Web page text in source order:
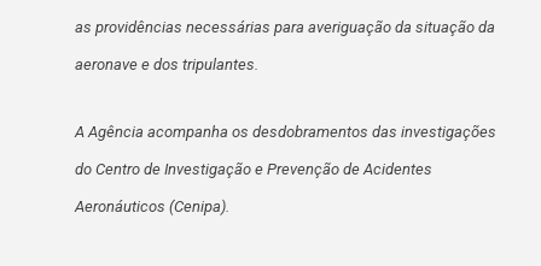
as providências necessárias para averiguação da situação da
aeronave e dos tripulantes.
A Agência acompanha os desdobramentos das investigações
do Centro de Investigação e Prevenção de Acidentes
Aeronáuticos (Cenipa).